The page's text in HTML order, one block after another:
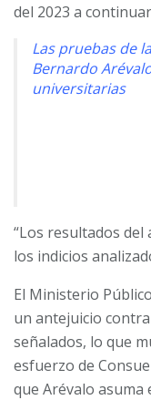
del 2023 a
Las pruebas de
Bernardo
universitarias
“Los resultados
los indicios
El Ministerio
un antejuicio
señalados, lo que
esfuerzo de
que Arévalo asuma